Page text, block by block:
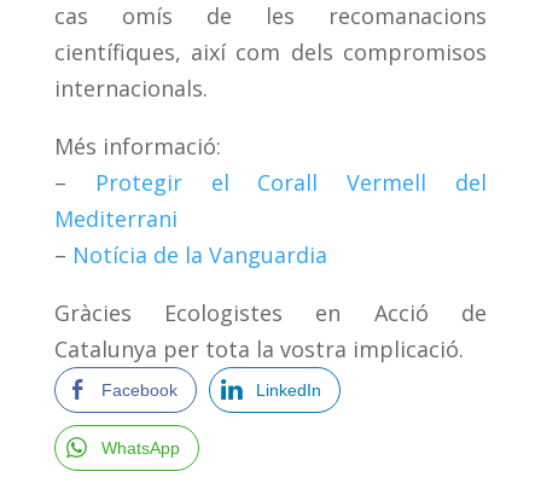
cas omís de les recomanacions
científiques, així com dels compromisos
internacionals.
Més informació:
– Protegir el Corall Vermell del
Mediterrani
– Notícia de la Vanguardia
Gràcies Ecologistes en Acció de
Catalunya per tota la vostra implicació.
Facebook LinkedIn
WhatsApp